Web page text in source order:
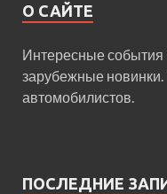
О САЙТЕ
Интересные события
зарубежные
автомобилистов.
ПОСЛЕДНИЕ